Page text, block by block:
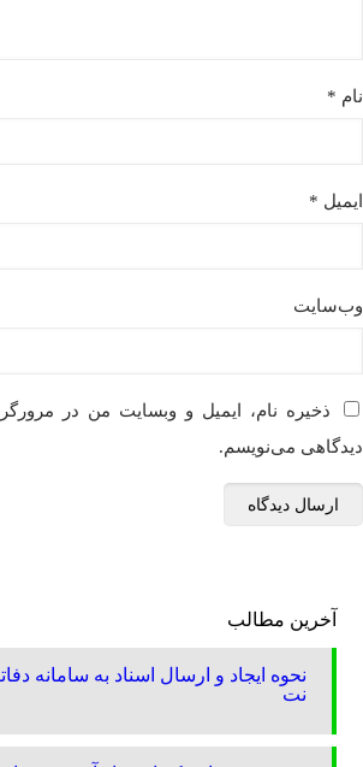
نام *
ایمیل *
وب‌سایت
ذخیره نام، ایمیل و وبسایت من در
دیدگاهی می‌نویسم.
آخرین مطالب
نحوه ایجاد و ارسال اسناد به سامانه
نت